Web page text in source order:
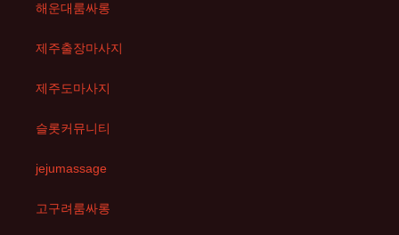
해운대룸싸롱
제주출장마사지
제주도마사지
슬롯커뮤니티
jejumassage
고구려룸싸롱